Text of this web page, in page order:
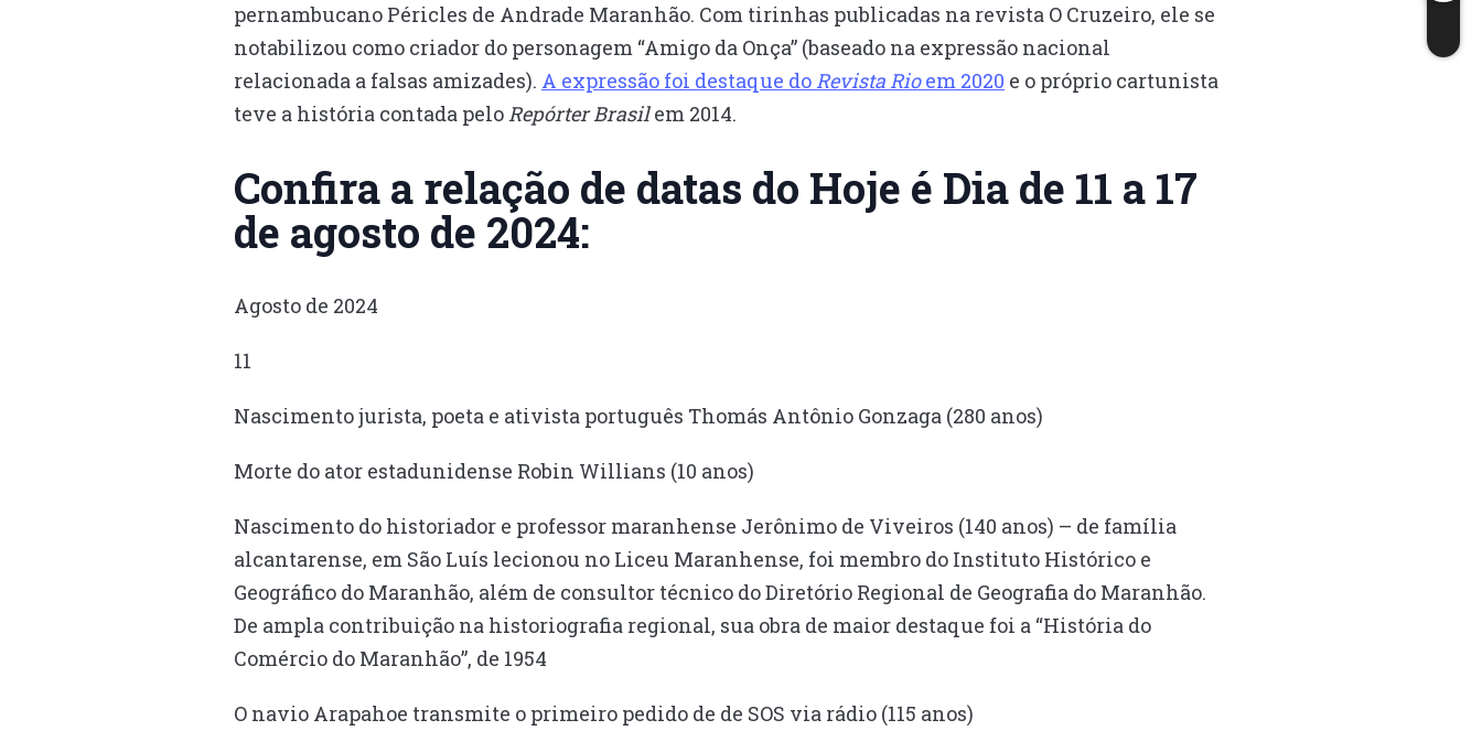
pernambucano Péricles de Andrade Maranhão. Com tirinhas publicadas na revista O Cruzeiro, ele se
notabilizou como criador do personagem “Amigo da Onça” (baseado na expressão nacional
relacionada a falsas amizades). A expressão foi destaque doRevista Rioem 2020 e o próprio cartunista
teve a história contada peloRepórter Brasilem 2014.
Confira a relação de datas do Hoje é Dia de 11 a 17
de agosto de 2024:
Agosto de 2024
11
Nascimento jurista, poeta e ativista português Thomás Antônio Gonzaga (280 anos)
Morte do ator estadunidense Robin Willians (10 anos)
Nascimento do historiador e professor maranhense Jerônimo de Viveiros (140 anos) – de família
alcantarense, em São Luís lecionou no Liceu Maranhense, foi membro do Instituto Histórico e
Geográfico do Maranhão, além de consultor técnico do Diretório Regional de Geografia do Maranhão.
De ampla contribuição na historiografia regional, sua obra de maior destaque foi a “História do
Comércio do Maranhão”, de 1954
O navio Arapahoe transmite o primeiro pedido de de SOS via rádio (115 anos)